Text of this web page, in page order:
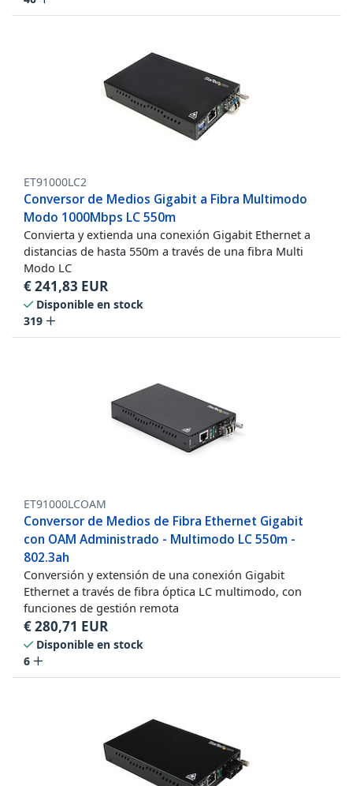
ET91000LC2
Conversor de Medios Gigabit a Fibra Multimodo
Modo 1000Mbps LC 550m
Convierta y extienda una conexión Gigabit Ethernet a
distancias de hasta 550m a través de una fibra Multi
Modo LC
€241,83 EUR
Disponible en stock
319
ET91000LCOAM
Conversor de Medios de Fibra Ethernet Gigabit
con OAM Administrado - Multimodo LC 550m -
802.3ah
Conversión y extensión de una conexión Gigabit
Ethernet a través de fibra óptica LC multimodo, con
funciones de gestión remota
€280,71 EUR
Disponible en stock
6